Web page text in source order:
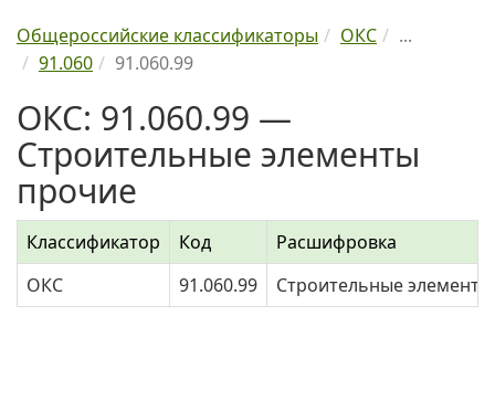
Общероссийские классификаторы ОКС
...
91.060
91.060.99
ОКС: 91.060.99 —
Строительные элементы
прочие
Классификатор Код
Расшифровка
ОКС
91.060.99 Строительные